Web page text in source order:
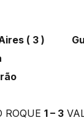
( 3 )
ROQUE 1 – 3